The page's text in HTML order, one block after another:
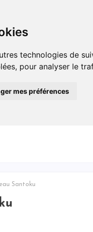
technologies de
pour analyser le
mes préférences
Santoku